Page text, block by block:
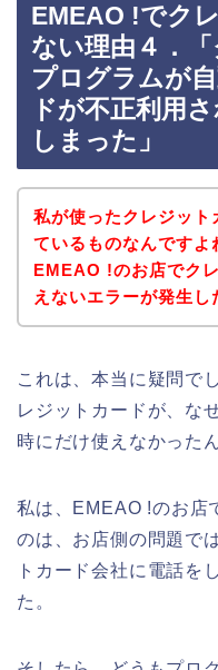
EMEAO !でク
ない理由４．
プログラムが
ドが不正利用
しまった」
私が使ったクレジット
ているものなんですよ
EMEAO !のお店でク
えないエラーが発生し
これは、本当に疑問で
レジットカードが、な
時にだけ使えなかった
私は、EMEAO !のお店
のは、お店側の問題で
トカード会社に電話を
た。